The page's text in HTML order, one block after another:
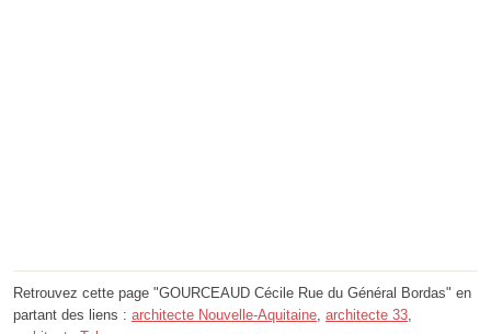
Retrouvez cette page "GOURCEAUD Cécile Rue du Général Bordas" en
partant des liens : architecte Nouvelle-Aquitaine, architecte 33,